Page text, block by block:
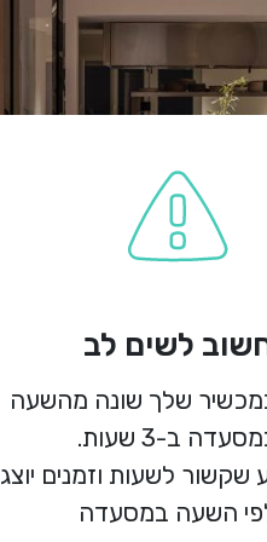
הזמנת מקום
R48 Chefs
48, תל אביב
לשים לב
שלך שונה מהשעה
שקשור לשעות וזמנים יוצג
השעה במסעדה